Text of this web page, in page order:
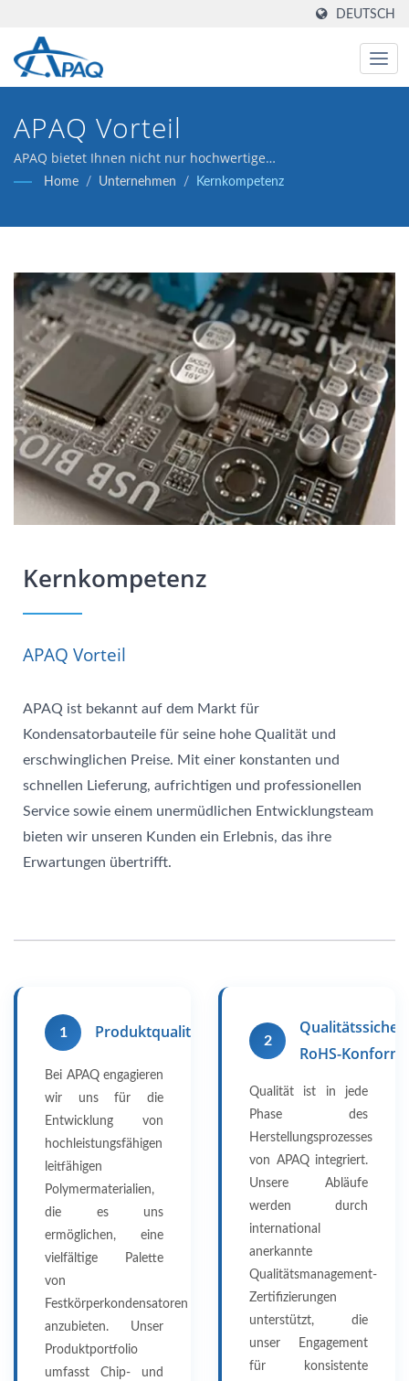
DEUTSCH
APAQ Vorteil
APAQ bietet Ihnen nicht nur hochwertige
Kondensatorprodukte, sondern ist auch Ihr bester Partner auf
Home / Unternehmen / Kernkompetenz
Kernkompetenz
APAQ Vorteil
APAQ ist bekannt auf dem Markt für
Kondensatorbauteile für seine hohe Qualität und
erschwinglichen Preise. Mit einer konstanten und
schnellen Lieferung, aufrichtigen und professionellen
Service sowie einem unermüdlichen Entwicklungsteam
bieten wir unseren Kunden ein Erlebnis, das ihre
Erwartungen übertrifft.
1 Produktqualität
Bei APAQ engagieren
wir uns für die
Entwicklung von
hochleistungsfähigen
leitfähigen
Polymermaterialien,
die es uns
ermöglichen, eine
vielfältige Palette
von
Festkörperkondensatoren
anzubieten. Unser
Produktportfolio
umfasst Chip- und
2
RoHS-Konform
Qualität ist in jede
Phase des
Herstellungsprozesses
von APAQ integriert.
Unsere Abläufe
werden durch
international
anerkannte
Qualitätsmanagement-
Zertifizierungen
unterstützt, die
unser Engagement
für konsistente